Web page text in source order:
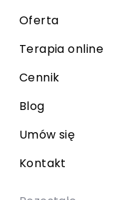
Oferta
Terapia online
Cennik
Blog
Umów się
Kontakt